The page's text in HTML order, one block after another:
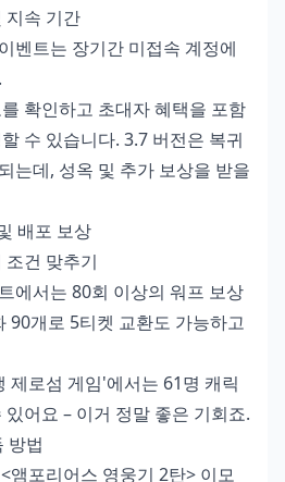
지속 기간
벤트는 장기간 미접속 계정에
확인하고 초대자 혜택을 포함
수 있습니다. 3.7 버전은 복귀
는데, 성옥 및 추가 보상을 받을
배포 보상
건 맞추기
에서는 80회 이상의 워프 보상
90개로 5티켓 교환도 가능하고
제로섬 게임'에서는 61명 캐릭
어요 – 이거 정말 좋은 기회죠.
방법
앰포리어스 영웅기 2탄> 이모